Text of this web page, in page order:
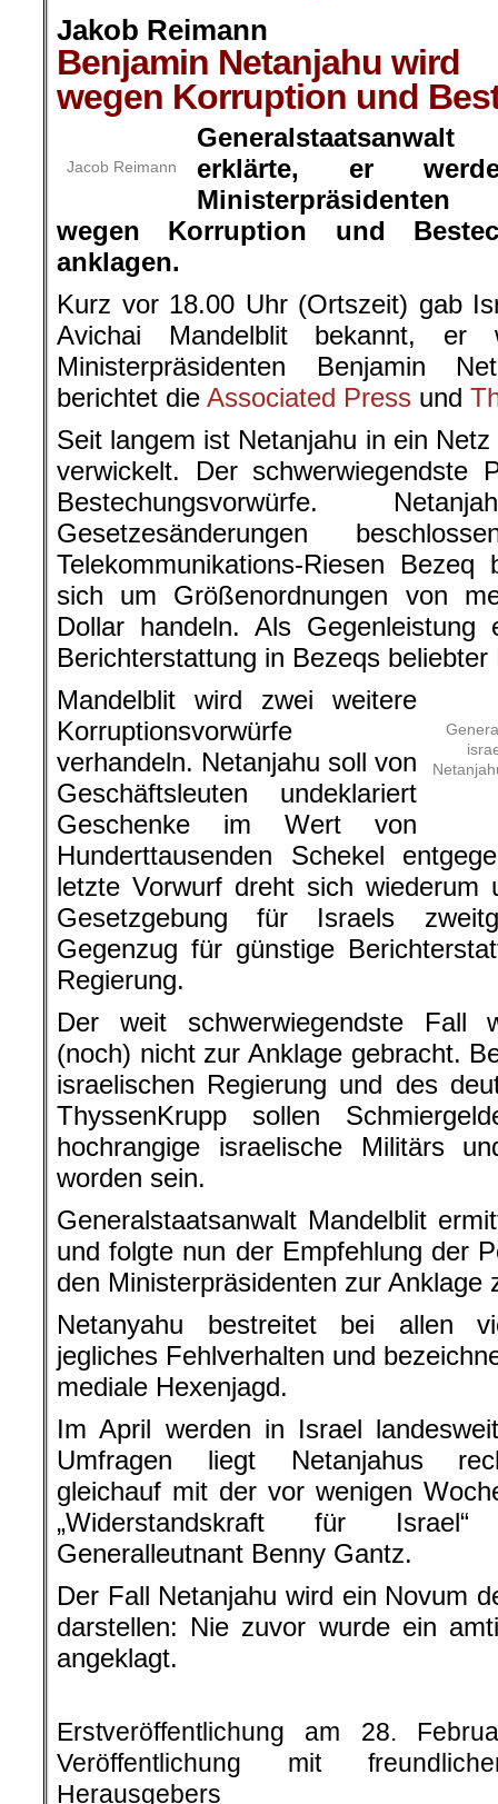
Jakob Reimann
Benjamin Netanjahu wird
wegen Korruption und
Jacob Reimann
erklärte, er
wegen Korruption und
anklagen.
Kurz vor 18.00 Uhr (Ortszeit) gab
Avichai Mandelblit bekannt, er
Ministerpräsidenten Benjamin
berichtet die Associated Press und
Seit langem ist Netanjahu in ein
verwickelt. Der schwerwiegendste
Bestechungsvorwürfe.
Gesetzesänderungen
Telekommunikations-Riesen
sich um Größenordnungen von
Dollar handeln. Als Gegenleistung
Berichterstattung in Bezeqs
Mandelblit wird zwei weitere
Korruptionsvorwürfe
verhandeln. Netanjahu soll von
Geschäftsleuten undeklariert
Geschenke im Wert von
Hunderttausenden Schekel
letzte Vorwurf dreht sich wiederum
Gesetzgebung für Israels
Gegenzug für günstige
Regierung.
Der weit schwerwiegendste Fall
(noch) nicht zur Anklage gebracht.
israelischen Regierung und des
ThyssenKrupp sollen
hochrangige israelische Militärs
worden sein.
Generalstaatsanwalt Mandelblit
und folgte nun der Empfehlung der
den Ministerpräsidenten zur Anklage
Netanyahu bestreitet bei allen
jegliches Fehlverhalten und
mediale Hexenjagd.
Im April werden in Israel
Umfragen liegt Netanjahus
gleichauf mit der vor wenigen
„Widerstandskraft für
Generalleutnant Benny Gantz.
Der Fall Netanjahu wird ein Novum
darstellen: Nie zuvor wurde ein
angeklagt.
Erstveröffentlichung am 28.
Veröffentlichung mit
Herausgebers